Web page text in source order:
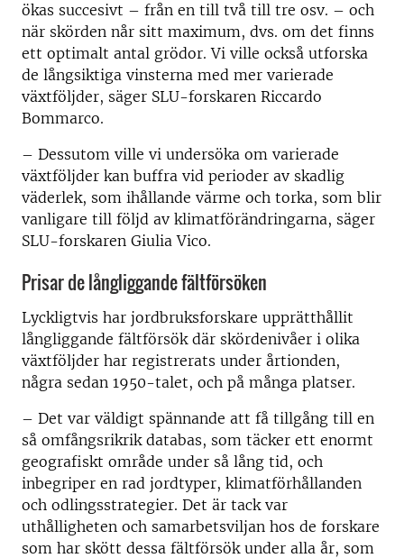
ökas succesivt – från en till två till tre osv. – och
när skörden når sitt maximum, dvs. om det finns
ett optimalt antal grödor. Vi ville också utforska
de långsiktiga vinsterna med mer varierade
växtföljder, säger SLU-forskaren Riccardo
Bommarco.
– Dessutom ville vi undersöka om varierade
växtföljder kan buffra vid perioder av skadlig
väderlek, som ihållande värme och torka, som blir
vanligare till följd av klimatförändringarna, säger
SLU-forskaren Giulia Vico.
Prisar de långliggande fältförsöken
Lyckligtvis har jordbruksforskare upprätthållit
långliggande fältförsök där skördenivåer i olika
växtföljder har registrerats under årtionden,
några sedan 1950-talet, och på många platser.
– Det var väldigt spännande att få tillgång till en
så omfångsrikrik databas, som täcker ett enormt
geografiskt område under så lång tid, och
inbegriper en rad jordtyper, klimatförhållanden
och odlingsstrategier. Det är tack var
uthålligheten och samarbetsviljan hos de forskare
som har skött dessa fältförsök under alla år, som